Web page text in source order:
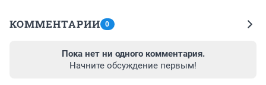
КОММЕНТАРИИ 0
Пока нет ни одного комментария.
Начните обсуждение первым!